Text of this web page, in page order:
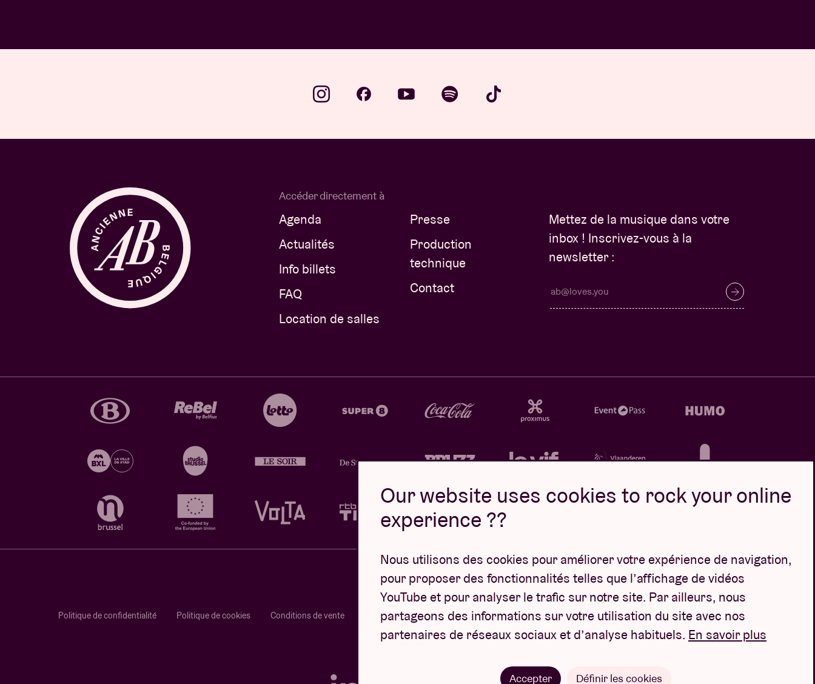
Accéder directement à
Agenda
Actualités
Info billets
FAQ
Location de salles
Presse
Production
technique
Contact
Mettez de la musique dans votre
inbox ! Inscrivez-vous à la
newsletter :
Politique de confidentialité Politique de cookies Conditions de vente
Our website uses cookies to rock your online
experience ??
Nous utilisons des cookies pour améliorer votre expérience de navigation,
pour proposer des fonctionnalités telles que l’affichage de vidéos
YouTube et pour analyser le trafic sur notre site. Par ailleurs, nous
partageons des informations sur votre utilisation du site avec nos
partenaires de réseaux sociaux et d’analyse habituels. En savoir plus
Accepter Définir les cookies